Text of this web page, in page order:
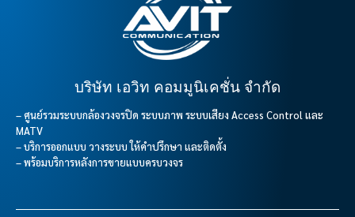
บริษัท เอวิท คอมมูนิเคชั่น จำกัด
– ศูนย์รวมระบบกล้องวงจรปิด ระบบภาพ ระบบเสียง Access Control และ
MATV
– บริการออกแบบ วางระบบ ให้คำปรึกษา และติดตั้ง
– พร้อมบริการหลังการขายแบบครบวงจร